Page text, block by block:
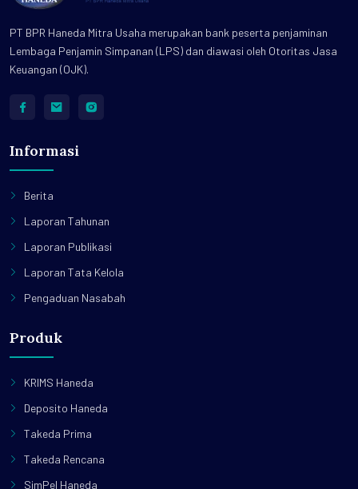
PT BPR Haneda Mitra Usaha merupakan bank peserta penjaminan
Lembaga Penjamin Simpanan (LPS) dan diawasi oleh Otoritas Jasa
Keuangan (OJK).
Informasi
Berita
Laporan Tahunan
Laporan Publikasi
Laporan Tata Kelola
Pengaduan Nasabah
Produk
KRIMS Haneda
Deposito Haneda
Takeda Prima
Takeda Rencana
SimPel Haneda